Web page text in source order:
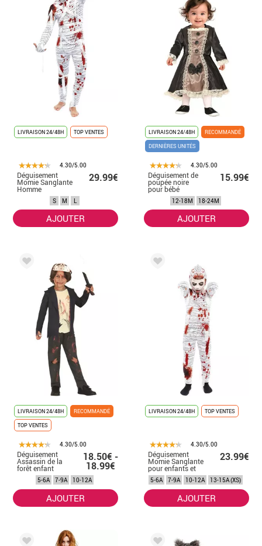
LIVRAISON 24/48H TOP VENTES
4.30/5.00
Déguisement
Momie Sanglante
Homme
29.99€
S M L
AJOUTER
LIVRAISON 24/48H
RECOMMANDÉ
DERNIÈRES UNITÉS
4.30/5.00
Déguisement de
poupée noire
pour bébé
15.99€
12-18M 18-24M
AJOUTER
LIVRAISON 24/48H
RECOMMANDÉ
TOP VENTES
4.30/5.00
Déguisement
Assassin de la
forêt enfant
18.50€ -
18.99€
5-6A 7-9A 10-12A
AJOUTER
LIVRAISON 24/48H TOP VENTES
4.30/5.00
Déguisement
Momie Sanglante
pour enfants et
adolescents
23.99€
5-6A 7-9A 10-12A 13-15A (XS)
AJOUTER